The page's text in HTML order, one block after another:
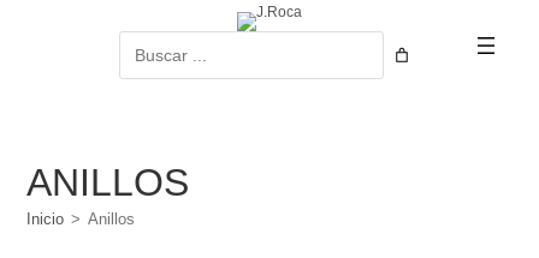
ANILLOS
Inicio > Anillos